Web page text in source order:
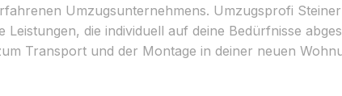
Umzugsunternehmens. Umzugsprofi
die individuell auf deine Bedürfnisse
Transport und der Montage in deiner neuen